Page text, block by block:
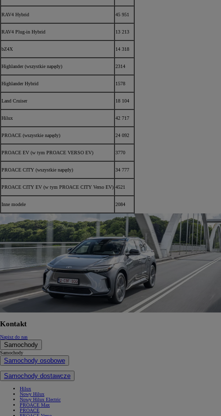
RAV4 Hybrid 45 951
RAV4 Plug-in Hybrid 13 213
bZ4X 14 318
Highlander (wszystkie napędy) 2314
Highlander Hybrid 1578
Land Cruiser 18 104
Hilux 42 717
PROACE (wszystkie napędy) 24 092
PROACE EV (w tym PROACE VERSO EV) 3770
PROACE CITY (wszystkie napędy) 34 777
PROACE CITY EV (w tym PROACE CITY Verso EV) 4521
Inne modele 2084
Kontakt
Napisz do nas
Samochody
Samochody
Samochody osobowe
Samochody dostawcze
Hilux
Nowy Hilux
Nowy Hilux Electric
PROACE Max
PROACE